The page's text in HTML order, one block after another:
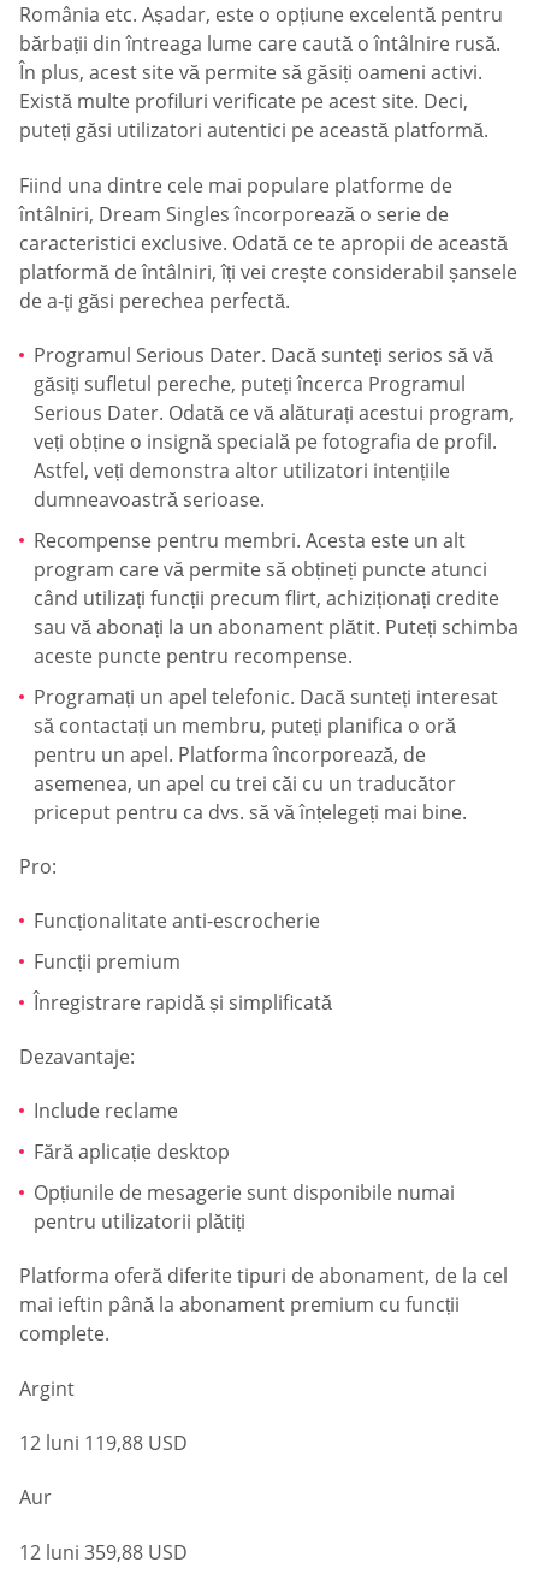
România etc. Așadar, este o opțiune excelentă pentru
bărbații din întreaga lume care caută o întâlnire rusă.
În plus, acest site vă permite să găsiți oameni activi.
Există multe profiluri verificate pe acest site. Deci,
puteți găsi utilizatori autentici pe această platformă.
Fiind una dintre cele mai populare platforme de
întâlniri, Dream Singles încorporează o serie de
caracteristici exclusive. Odată ce te apropii de această
platformă de întâlniri, îți vei crește considerabil șansele
de a-ți găsi perechea perfectă.
Programul Serious Dater. Dacă sunteți serios să vă
găsiți sufletul pereche, puteți încerca Programul
Serious Dater. Odată ce vă alăturați acestui program,
veți obține o insignă specială pe fotografia de profil.
Astfel, veți demonstra altor utilizatori intențiile
dumneavoastră serioase.
Recompense pentru membri. Acesta este un alt
program care vă permite să obțineți puncte atunci
când utilizați funcții precum flirt, achiziționați credite
sau vă abonați la un abonament plătit. Puteți schimba
aceste puncte pentru recompense.
Programați un apel telefonic. Dacă sunteți interesat
să contactați un membru, puteți planifica o oră
pentru un apel. Platforma încorporează, de
asemenea, un apel cu trei căi cu un traducător
priceput pentru ca dvs. să vă înțelegeți mai bine.
Pro:
Funcționalitate anti-escrocherie
Funcții premium
Înregistrare rapidă și simplificată
Dezavantaje:
Include reclame
Fără aplicație desktop
Opțiunile de mesagerie sunt disponibile numai
pentru utilizatorii plătiți
Platforma oferă diferite tipuri de abonament, de la cel
mai ieftin până la abonament premium cu funcții
complete.
Argint
12 luni 119,88 USD
Aur
12 luni 359,88 USD